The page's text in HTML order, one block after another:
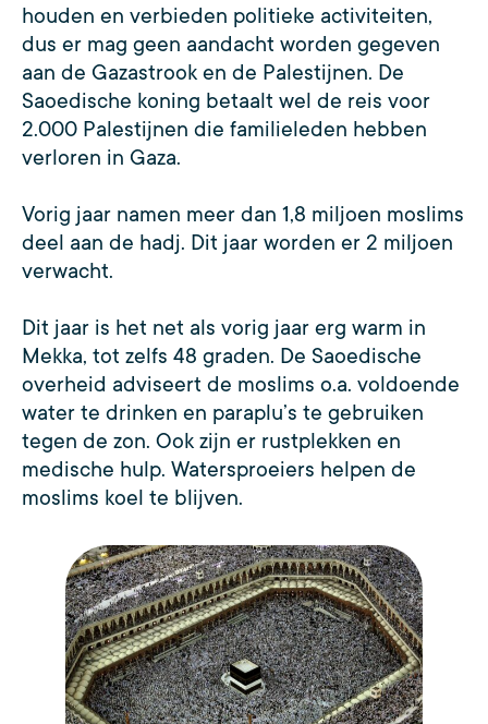
houden en verbieden politieke activiteiten,
dus er mag geen aandacht worden gegeven
aan de Gazastrook en de Palestijnen. De
Saoedische koning betaalt wel de reis voor
2.000 Palestijnen die familieleden hebben
verloren in Gaza.
Vorig jaar namen meer dan 1,8 miljoen moslims
deel aan de hadj. Dit jaar worden er 2 miljoen
verwacht.
Dit jaar is het net als vorig jaar erg warm in
Mekka, tot zelfs 48 graden. De Saoedische
overheid adviseert de moslims o.a. voldoende
water te drinken en paraplu’s te gebruiken
tegen de zon. Ook zijn er rustplekken en
medische hulp. Watersproeiers helpen de
moslims koel te blijven.